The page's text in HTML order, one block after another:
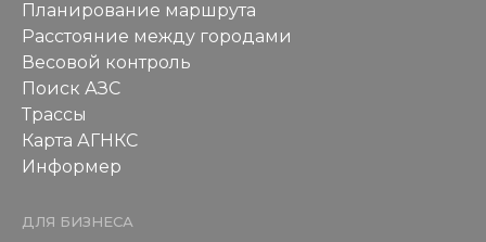
Планирование маршрута
Расстояние между городами
Весовой контроль
Поиск АЗС
Трассы
Карта АГНКС
Информер
ДЛЯ БИЗНЕСА